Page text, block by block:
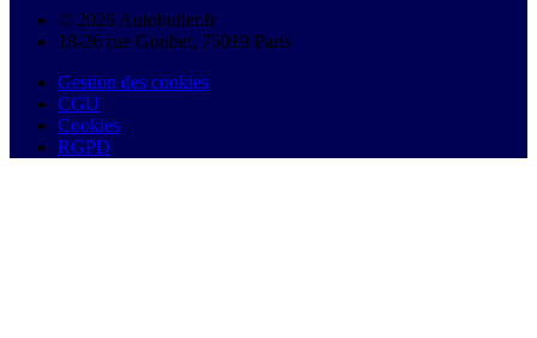
© 2026 Autobutler.fr
18-26 rue Goubet, 75019 Paris
Gestion des cookies
CGU
Cookies
RGPD